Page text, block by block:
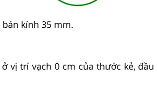
kính 35 mm.
vị trí vạch 0 cm của thước kẻ,